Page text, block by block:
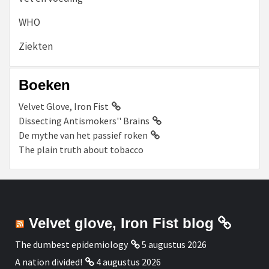
WHO
Ziekten
Boeken
Velvet Glove, Iron Fist
Dissecting Antismokers'' Brains
De mythe van het passief roken
The plain truth about tobacco
Velvet glove, Iron Fist blog
The dumbest epidemiology
5 augustus 2026
A nation divided!
4 augustus 2026